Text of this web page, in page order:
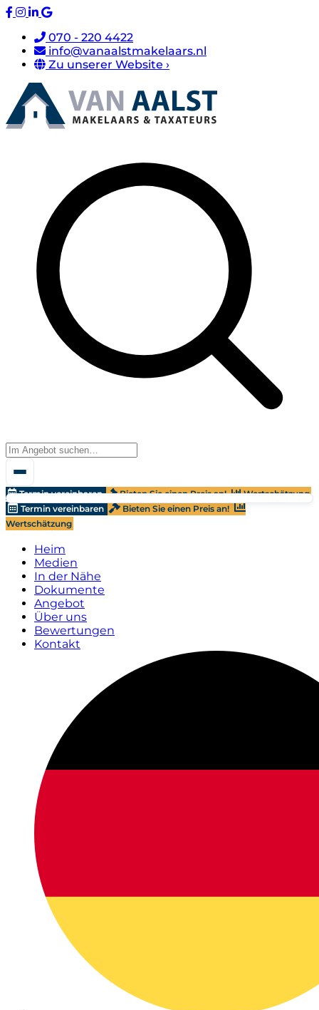
070 - 220 4422
info@vanaalstmakelaars.nl
Zu unserer Website ›
Termin vereinbaren Bieten Sie einen Preis an!
Wertschätzung
Termin vereinbaren
Bieten Sie einen Preis an!
Wertschätzung
Heim
Medien
In der Nähe
Dokumente
Angebot
Über uns
Bewertungen
Kontakt